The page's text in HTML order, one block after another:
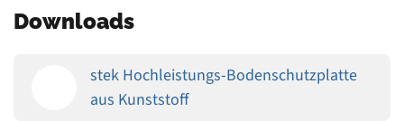
Downloads
stek Hochleistungs-Bodenschutzplatte
aus Kunststoff